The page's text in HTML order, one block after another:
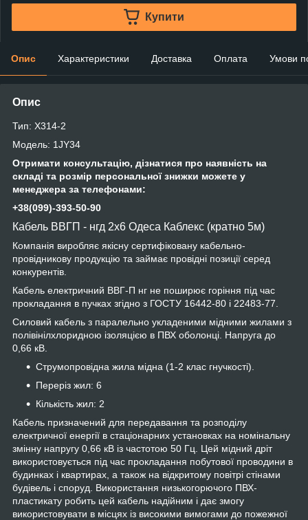
Купити
Опис Характеристики Доставка Оплата Умови
Опис
Тип: X314-2
Модель: 1JY34
Отримати консультацію, дізнатися про наявність на
складі та розмір персональної знижки можете у
менеджера за телефонами:
+38(099)-393-50-90
Кабель ВВГП - нгд 2х6 Одеса Каблекс (кратно 5м)
Компанія виробляє якісну сертифіковану кабельно-
провідникову продукцію та займає провідні позиції серед
конкурентів.
Кабель електричний ВВГ-П нг не поширює горіння під час
прокладання в пучках згідно з ГОСТУ 16442-80 і 22483-77.
Силовий кабель з паралельно укладеними мідними жилами з
полівінілхлоридною ізоляцією в ПВХ оболонці. Напруга до
0,66 кВ.
Струмопровідна жила мідна (1-2 клас гнучкості).
Переріз жил: 6
Кількість жил: 2
Кабель призначений для передавання та розподілу
електричної енергії в стаціонарних установках на номінальну
змінну напругу 0,66 кВ із частотою 50 Гц. Цей мідний дріт
використовується під час прокладання побутової проводини в
будинках і квартирах, а також на відкритому повітрі стінами
будівель і споруд. Використання низькогорючого ПВХ-
пластикату робить цей кабель надійним і дає змогу
використовувати в місцях із високими вимогами до пожежної